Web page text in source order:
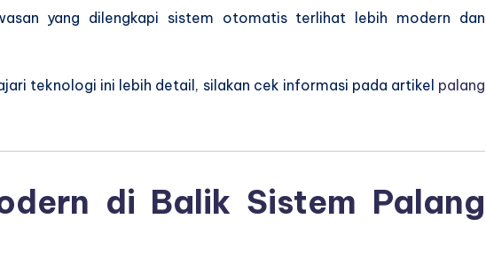
yang dilengkapi sistem otomatis terlihat lebih modern dan
teknologi ini lebih detail, silakan cek informasi pada artikel palang
di Balik Sistem Palang